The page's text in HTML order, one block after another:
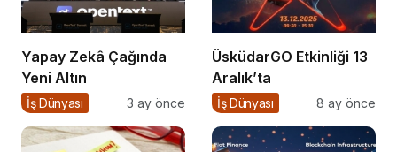
Yapay Zekâ Çağında
Yeni Altın
İş Dünyası 3 ay önce
ÜsküdarGO Etkinliği 13
Aralık’ta
İş Dünyası 8 ay önce